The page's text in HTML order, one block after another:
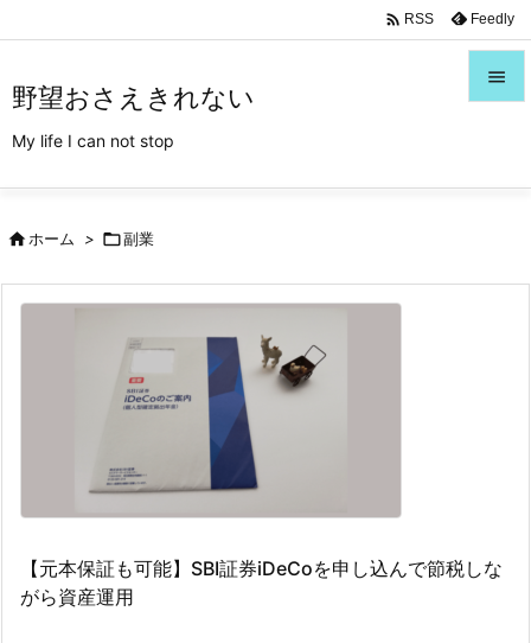
野望おさえきれない
My life I can not stop


 RSS Feedly
ホーム > 副業
【元本保証も可能】SBI証券iDeCoを申し込んで節税しな
がら資産運用